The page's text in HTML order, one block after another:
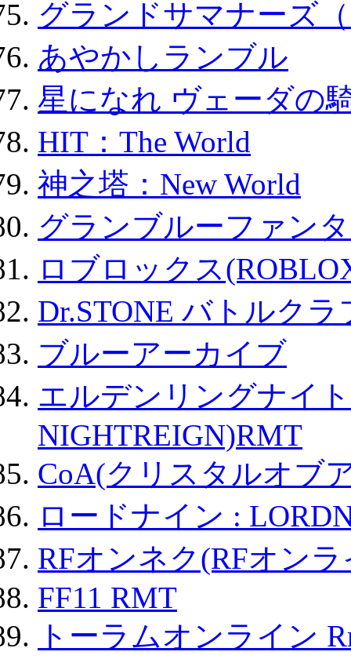
グランドサマナーズ
あやかしランブル
星になれ ヴェーダの
HIT：The World
神之塔：New World
グランブルーファン
ロブロックス
Dr.STONE バトルク
ブルーアーカイブ
エルデンリングナイ
NIGHTREIGN)RMT
CoA(クリスタルオブ
ロードナイン :
RFオンネク(RFオン
FF11 RMT
トーラムオンライン